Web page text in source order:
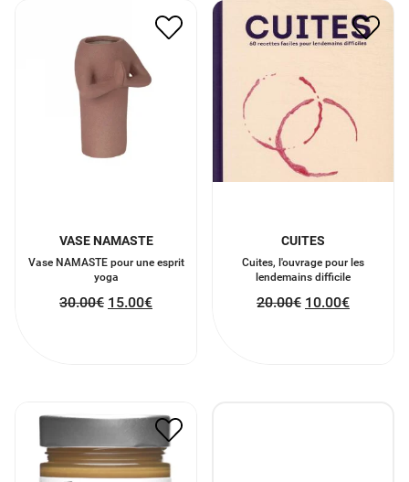
VASE NAMASTE
Vase NAMASTE pour une esprit
yoga
30.00€ 15.00€
CUITES
Cuites, l'ouvrage pour les
lendemains difficile
20.00€ 10.00€
7.90€ 3.95€